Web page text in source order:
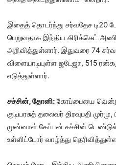
இதைத் தொடர்ந்து சர்வதேச டி20
பெறுவதாக இந்திய கிரிக்கெட்
அறிவித்துள்ளார். இதுவரை 74
விளையாடியுள்ள ஜடேஜா, 515
எடுத்துள்ளார்.
சச்சின், தோனி: கோப்பையை வென்ற
குடியரசுத் தலைவர் திரவுபதி
முன்னாள் கேப்டன் சச்சின்
உள்ளிட்டோர் வாழ்த்து